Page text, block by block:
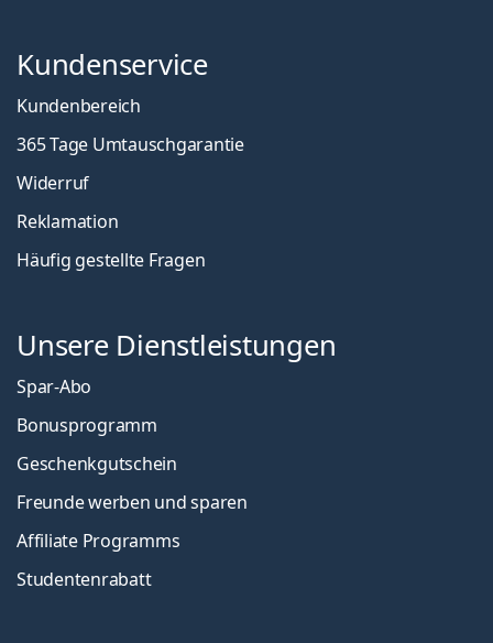
Kundenservice
Kundenbereich
365 Tage Umtauschgarantie
Widerruf
Reklamation
Häufig gestellte Fragen
Unsere Dienstleistungen
Spar-Abo
Bonusprogramm
Geschenkgutschein
Freunde werben und sparen
Affiliate Programms
Studentenrabatt